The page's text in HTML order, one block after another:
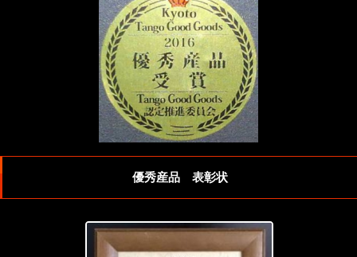
優秀産品 表彰状